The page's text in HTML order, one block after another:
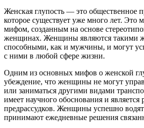
Женская глупость — это общественное
которое существует уже много лет. Это
мифом, созданным на основе
женщинах. Женщины являются такими
способными, как и мужчины, и могут
с ними в любой сфере жизни.
Одним из основных мифов о женской
убеждение, что женщины не могут
или заниматься другими видами
имеет научного обоснования и является
предрассудков. Женщины успешно
принимают ежедневные решения